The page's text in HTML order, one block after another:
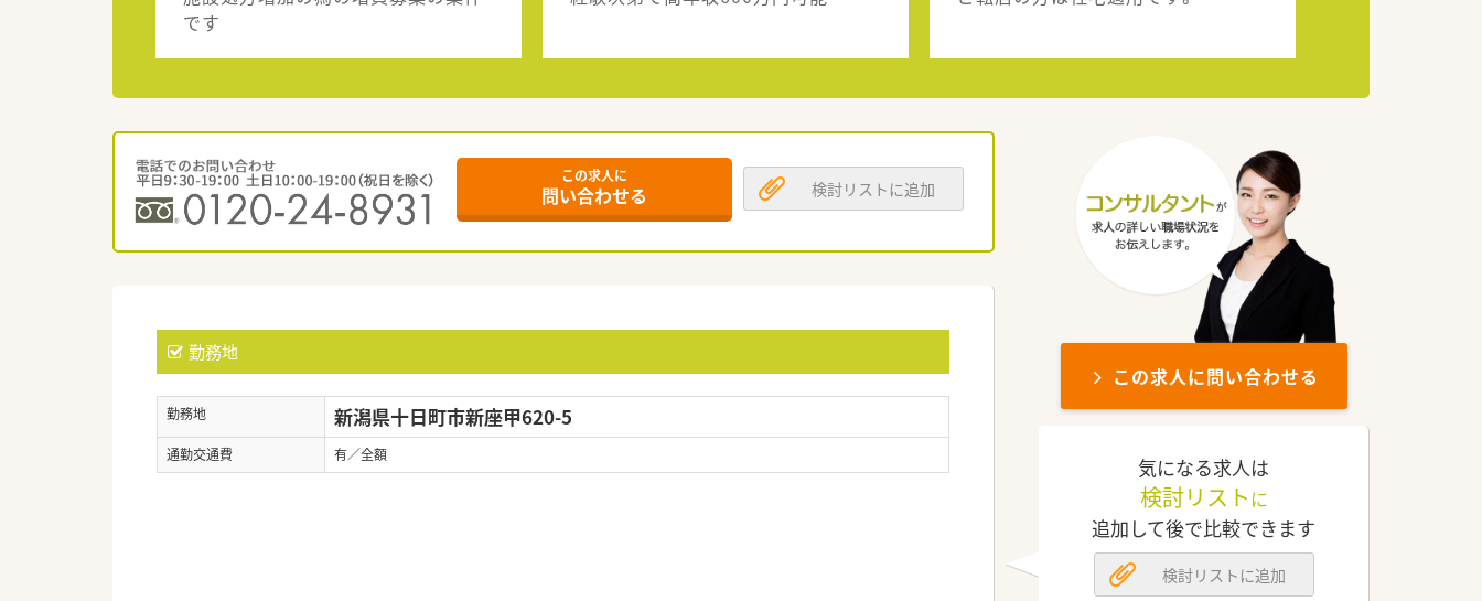
です
この求人に
問い合わせる 検討リストに追加
勤務地
勤務地 新潟県十日町市新座甲620-5
通勤交通費 有／全額
この求人に問い合わせる
気になる求人は
検討リスト に
追加して後で比較できます
検討リストに追加